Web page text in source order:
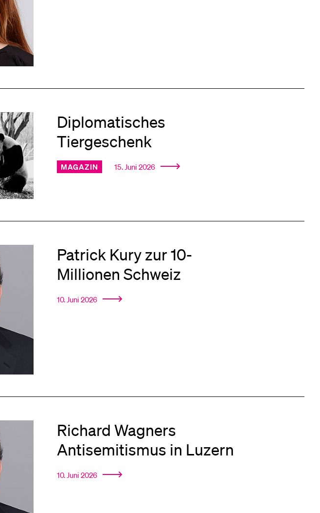
Diplomatisches
Tiergeschenk
MAGAZIN 15. Juni 2026
Patrick Kury zur 10-
Millionen Schweiz
10. Juni 2026
Richard Wagners
Antisemitismus in Luzern
10. Juni 2026